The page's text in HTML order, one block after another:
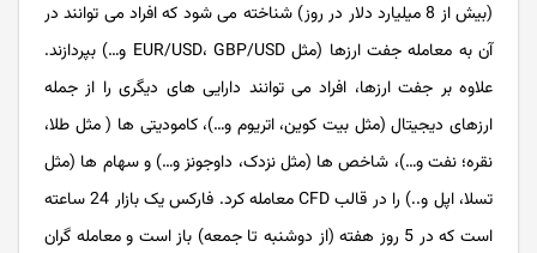
(بیش از 8 میلیارد دلار در روز) شناخته می شود که افراد می توانند در
آن به معامله جفت ارزها (مثل EUR/USD، GBP/USD و…) بپردازند.
علاوه بر جفت ارزها، افراد می توانند دارایی های دیگری را از جمله
ارزهای دیجیتال (مثل بیت کوین، اتریوم و…)، کامودیتی ها ( مثل طلا،
نقره؛ نفت و…)، شاخص ها (مثل نزدک، داوجونز و…) و سهام ها (مثل
تسلا، اپل و..) را در قالب CFD معامله کرد. فارکس یک بازار 24 ساعته
است که در 5 روز هفته (از دوشنبه تا جمعه) باز است و معامله گران